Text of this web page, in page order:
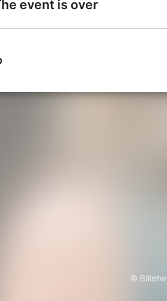
par Michel Rautenberg,
©